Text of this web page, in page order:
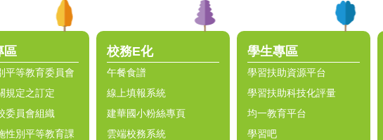
區
平等教育委員會
規定之訂定
委員會組織
性別平等教育課
校務E化
午餐食譜
線上填報系統
建華國小粉絲專頁
雲端校務系統
學生專區
學習扶助資源平台
學習扶助科技化評量
均一教育平台
學習吧